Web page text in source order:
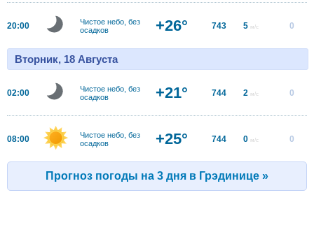
20:00
Чистое небо, без
осадков
+26° 743 5 м/с 0
Вторник, 18 Августа
02:00
Чистое небо, без
осадков
+21° 744 2 м/с 0
08:00
Чистое небо, без
осадков
+25° 744 0 м/с 0
Прогноз погоды на 3 дня в Грэдинице »